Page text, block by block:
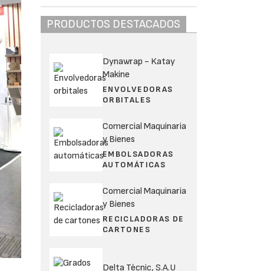
PRODUCTOS DESTACADOS
Dynawrap - Katay
Makine
ENVOLVEDORAS
ORBITALES
Comercial Maquinaria
y Bienes
EMBOLSADORAS
AUTOMÁTICAS
Comercial Maquinaria
y Bienes
RECICLADORAS DE
CARTONES
Delta Tècnic, S.A.U